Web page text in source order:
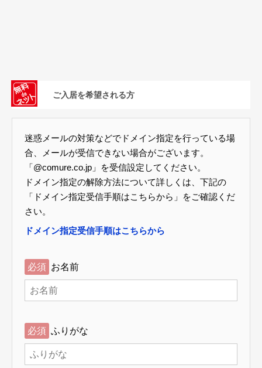
ご入居を希望される方
迷惑メールの対策などでドメイン指定を行っている場
合、メールが受信できない場合がございます。
「@comure.co.jp」を受信設定してください。
ドメイン指定の解除方法について詳しくは、下記の
「ドメイン指定受信手順はこちらから」をご確認くだ
さい。
ドメイン指定受信手順はこちらから
必須 お名前
必須 ふりがな